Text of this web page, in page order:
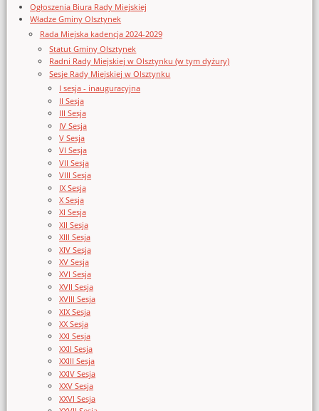
Ogłoszenia Biura Rady Miejskiej
Władze Gminy Olsztynek
Rada Miejska kadencja 2024-2029
Statut Gminy Olsztynek
Radni Rady Miejskiej w Olsztynku (w tym dyżury)
Sesje Rady Miejskiej w Olsztynku
I sesja - inauguracyjna
II Sesja
III Sesja
IV Sesja
V Sesja
VI Sesja
VII Sesja
VIII Sesja
IX Sesja
X Sesja
XI Sesja
XII Sesja
XIII Sesja
XIV Sesja
XV Sesja
XVI Sesja
XVII Sesja
XVIII Sesja
XIX Sesja
XX Sesja
XXI Sesja
XXII Sesja
XXIII Sesja
XXIV Sesja
XXV Sesja
XXVI Sesja